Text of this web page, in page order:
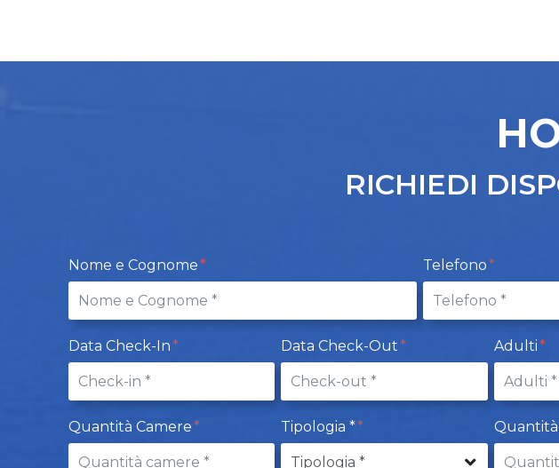
RICHIEDI
Nome e Cognome Telefono
Data Check-In Data Check-Out Adulti
Quantità Camere Tipologia *